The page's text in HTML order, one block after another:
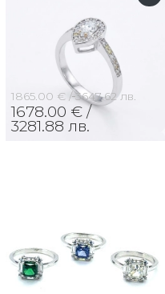
1865.00 € / 3647.62 лв.
1678.00 € /
3281.88 лв.